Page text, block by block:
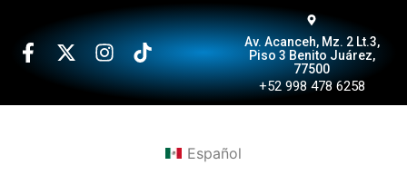
Av. Acanceh, Mz. 2 Lt.3,
Piso 3 Benito Juárez,
77500
+52 998 478 6258
Español